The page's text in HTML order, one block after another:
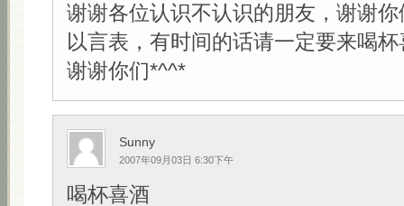
谢谢各位认识不认识的朋友，谢谢
以言表，有时间的话请一定要来喝
谢谢你们*^^*
Sunny
2007年09月03日 6:30下午
喝杯喜酒